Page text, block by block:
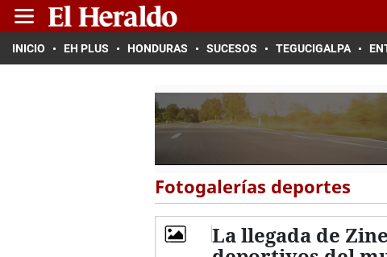
INICIO EH PLUS HONDURAS SUCESOS TEGUCIGALPA
Fotogalerías deportes
La llegada de